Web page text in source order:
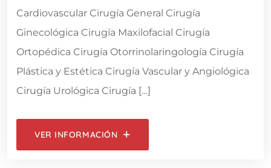
Cardiovascular Cirugía General Cirugía
Ginecológica Cirugía Maxilofacial Cirugía
Ortopédica Cirugía Otorrinolaringología Cirugía
Plástica y Estética Cirugía Vascular y Angiológica
Cirugía Urológica Cirugía […]
VER INFORMACIÓN